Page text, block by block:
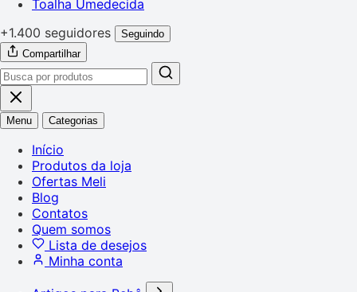
Toalha Umedecida
+1.400 seguidores
Seguindo
Compartilhar
Menu Categorias
Início
Produtos da loja
Ofertas Meli
Blog
Contatos
Quem somos
Lista de desejos
Minha conta